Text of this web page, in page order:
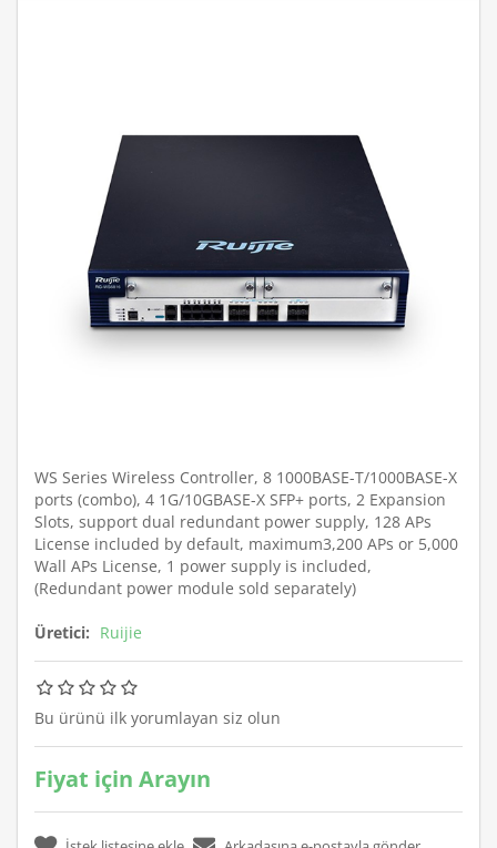
WS Series Wireless Controller, 8 1000BASE-T/1000BASE-X
ports (combo), 4 1G/10GBASE-X SFP+ ports, 2 Expansion
Slots, support dual redundant power supply, 128 APs
License included by default, maximum3,200 APs or 5,000
Wall APs License, 1 power supply is included,
(Redundant power module sold separately)
Üretici: Ruijie
Bu ürünü ilk yorumlayan siz olun
Fiyat için Arayın